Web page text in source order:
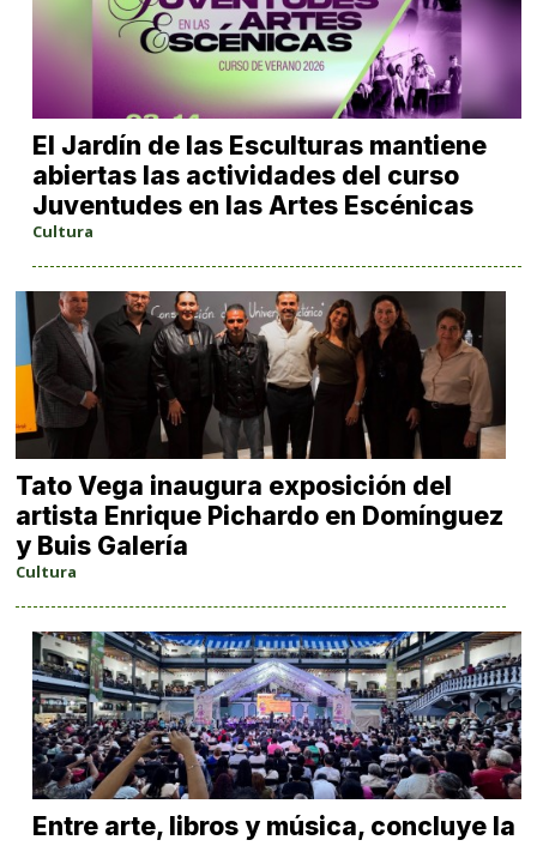
El Jardín de las Esculturas mantiene
abiertas las actividades del curso
Juventudes en las Artes Escénicas
Cultura
Tato Vega inaugura exposición del
artista Enrique Pichardo en Domínguez
y Buis Galería
Cultura
Entre arte, libros y música, concluye la